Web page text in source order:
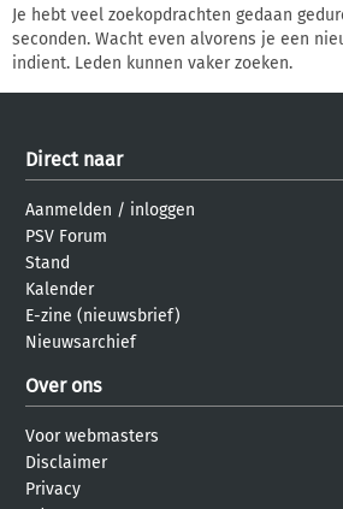
Je hebt veel zoekopdrachten gedaan
seconden. Wacht even alvorens je een
indient. Leden kunnen vaker zoeken.
Direct naar
Aanmelden / inloggen
PSV Forum
Stand
Kalender
E-zine (nieuwsbrief)
Nieuwsarchief
Over ons
Voor webmasters
Disclaimer
Privacy